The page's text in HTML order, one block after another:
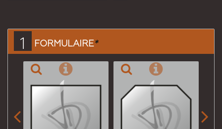
1 FORMULAIRE*
 